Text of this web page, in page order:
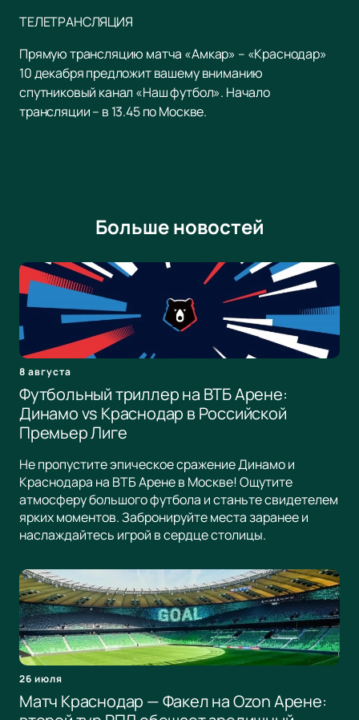
ТЕЛЕТРАНСЛЯЦИЯ
Прямую трансляцию матча «Амкар» – «Краснодар»
10 декабря предложит вашему вниманию
спутниковый канал «Наш футбол». Начало
трансляции – в 13.45 по Москве.
Больше новостей
8 августа
Футбольный триллер на ВТБ Арене:
Динамо vs Краснодар в Российской
Премьер Лиге
Не пропустите эпическое сражение Динамо и
Краснодара на ВТБ Арене в Москве! Ощутите
атмосферу большого футбола и станьте свидетелем
ярких моментов. Забронируйте места заранее и
наслаждайтесь игрой в сердце столицы.
26 июля
Матч Краснодар — Факел на Ozon Арене: